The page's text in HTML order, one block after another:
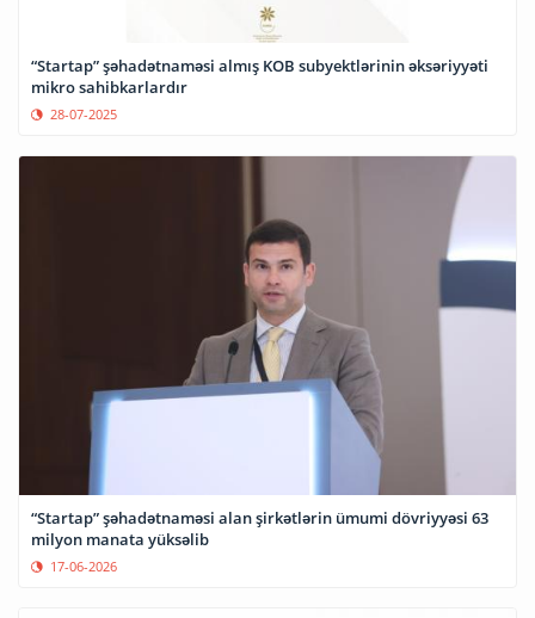
“Startap” şəhadətnaməsi almış KOB subyektlərinin əksəriyyəti
mikro sahibkarlardır
28-07-2025
“Startap” şəhadətnaməsi alan şirkətlərin ümumi dövriyyəsi 63
milyon manata yüksəlib
17-06-2026